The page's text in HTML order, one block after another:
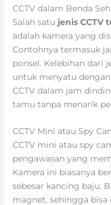
CCTV dalam Benda
Salah satu jenis CCTV
adalah kamera yang
Contohnya termasuk
ponsel. Kelebihan dari
untuk menyatu
CCTV dalam jam
tamu tanpa menarik
CCTV Mini atau Spy
CCTV mini atau spy
pengawasan yang
Kamera ini biasanya
sebesar kancing baju.
magnet, sehingga